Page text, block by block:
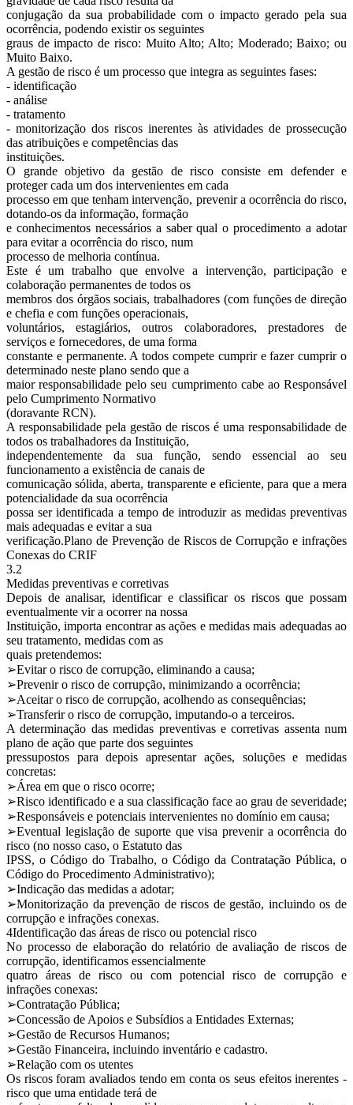
conjugação da sua probabilidade com o impacto gerado pela sua
ocorrência, podendo existir os seguintes
graus de impacto de risco: Muito Alto; Alto; Moderado; Baixo; ou
Muito Baixo.
A gestão de risco é um processo que integra as seguintes fases:
- identificação
- análise
- tratamento
- monitorização dos riscos inerentes às atividades de prossecução
das atribuições e competências das
instituições.
O grande objetivo da gestão de risco consiste em defender e
proteger cada um dos intervenientes em cada
processo em que tenham intervenção, prevenir a ocorrência do risco,
dotando-os da informação, formação
e conhecimentos necessários a saber qual o procedimento a adotar
para evitar a ocorrência do risco, num
processo de melhoria contínua.
Este é um trabalho que envolve a intervenção, participação e
colaboração permanentes de todos os
membros dos órgãos sociais, trabalhadores (com funções de direção
e chefia e com funções operacionais,
voluntários, estagiários, outros colaboradores, prestadores de
serviços e fornecedores, de uma forma
constante e permanente. A todos compete cumprir e fazer cumprir o
determinado neste plano sendo que a
maior responsabilidade pelo seu cumprimento cabe ao Responsável
pelo Cumprimento Normativo
(doravante RCN).
A responsabilidade pela gestão de riscos é uma responsabilidade de
todos os trabalhadores da Instituição,
independentemente da sua função, sendo essencial ao seu
funcionamento a existência de canais de
comunicação sólida, aberta, transparente e eficiente, para que a mera
potencialidade da sua ocorrência
possa ser identificada a tempo de introduzir as medidas preventivas
mais adequadas e evitar a sua
verificação.Plano de Prevenção de Riscos de Corrupção e infrações
Conexas do CRIF
3.2
Medidas preventivas e corretivas
Depois de analisar, identificar e classificar os riscos que possam
eventualmente vir a ocorrer na nossa
Instituição, importa encontrar as ações e medidas mais adequadas ao
seu tratamento, medidas com as
quais pretendemos:
➢Evitar o risco de corrupção, eliminando a causa;
➢Prevenir o risco de corrupção, minimizando a ocorrência;
➢Aceitar o risco de corrupção, acolhendo as consequências;
➢Transferir o risco de corrupção, imputando-o a terceiros.
A determinação das medidas preventivas e corretivas assenta num
plano de ação que parte dos seguintes
pressupostos para depois apresentar ações, soluções e medidas
concretas:
➢Área em que o risco ocorre;
➢Risco identificado e a sua classificação face ao grau de severidade;
➢Responsáveis e potenciais intervenientes no domínio em causa;
➢Eventual legislação de suporte que visa prevenir a ocorrência do
risco (no nosso caso, o Estatuto das
IPSS, o Código do Trabalho, o Código da Contratação Pública, o
Código do Procedimento Administrativo);
➢Indicação das medidas a adotar;
➢Monitorização da prevenção de riscos de gestão, incluindo os de
corrupção e infrações conexas.
4Identificação das áreas de risco ou potencial risco
No processo de elaboração do relatório de avaliação de riscos de
corrupção, identificamos essencialmente
quatro áreas de risco ou com potencial risco de corrupção e
infrações conexas:
➢Contratação Pública;
➢Concessão de Apoios e Subsídios a Entidades Externas;
➢Gestão de Recursos Humanos;
➢Gestão Financeira, incluindo inventário e cadastro.
➢Relação com os utentes
Os riscos foram avaliados tendo em conta os seus efeitos inerentes -
risco que uma entidade terá de